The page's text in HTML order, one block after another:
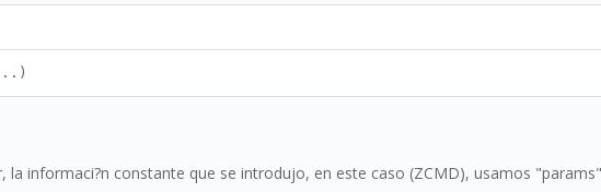
la informaci?n constante que se introdujo, en este caso (ZCMD), usamos "params"